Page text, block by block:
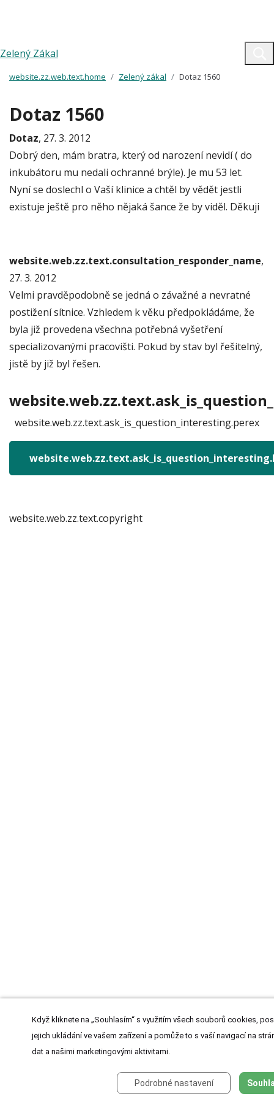
Zelený Zákal
website.zz.web.text.home Zelený zákal Dotaz 1560
Dotaz 1560
Dotaz, 27. 3. 2012
Dobrý den, mám bratra, který od narození nevidí ( do
inkubátoru mu nedali ochranné brýle). Je mu 53 let.
Nyní se doslechl o Vaší klinice a chtěl by vědět jestli
existuje ještě pro něho nějaká šance že by viděl. Děkuji
website.web.zz.text.consultation_responder_name,
27. 3. 2012
Velmi pravděpodobně se jedná o závažné a nevratné
postižení sítnice. Vzhledem k věku předpokládáme, že
byla již provedena všechna potřebná vyšetření
specializovanými pracovišti. Pokud by stav byl řešitelný,
jistě by již byl řešen.
website.web.zz.text.ask_is_question_interesting.perex
website.web.zz.text.copyright
Když kliknete na „Souhlasím“ s využitím všech souborů cookies,
jejich ukládání ve vašem zařízení a pomůže to s vaší navigací na
dat a našimi marketingovými aktivitami.
Podrobné nastavení